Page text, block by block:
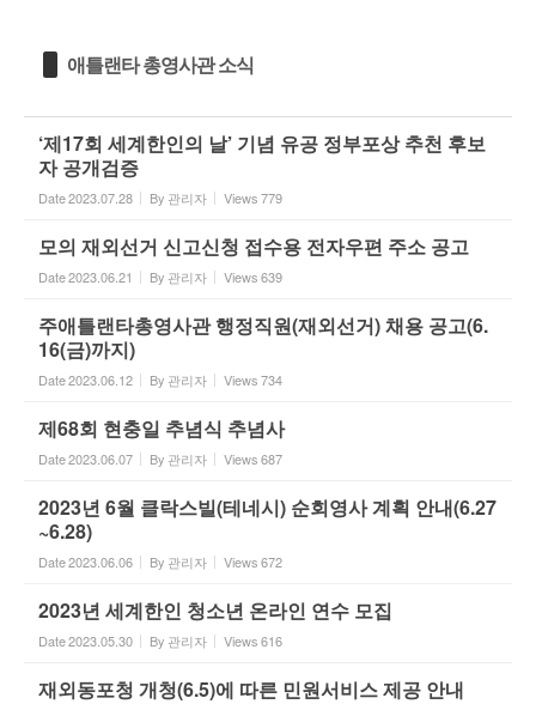
애틀랜타 총영사관 소식
‘제17회 세계한인의 날’ 기념 유공 정부포상 추천 후보
자 공개검증
Date2023.07.28 By 관리자 Views779
모의 재외선거 신고신청 접수용 전자우편 주소 공고
Date2023.06.21 By 관리자 Views639
주애틀랜타총영사관 행정직원(재외선거) 채용 공고(6.
16(금)까지)
Date2023.06.12 By 관리자 Views734
제68회 현충일 추념식 추념사
Date2023.06.07 By 관리자 Views687
2023년 6월 클락스빌(테네시) 순회영사 계획 안내(6.27
~6.28)
Date2023.06.06 By 관리자 Views672
2023년 세계한인 청소년 온라인 연수 모집
Date2023.05.30 By 관리자 Views616
재외동포청 개청(6.5)에 따른 민원서비스 제공 안내